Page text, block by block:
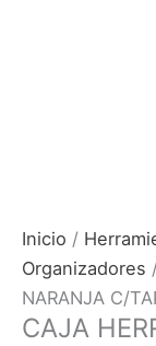
Inicio /
Organizadores
NARANJA C/
CAJA